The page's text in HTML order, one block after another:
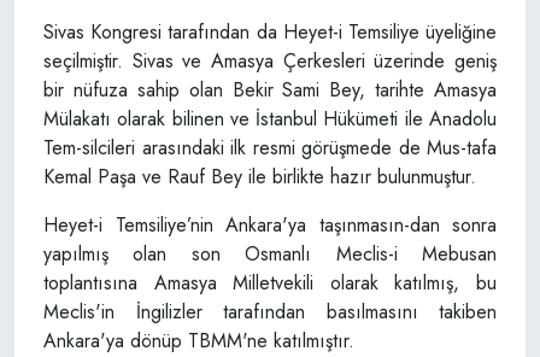
Sivas Kongresi tarafından da Heyet-i Temsiliye üyeliğine
seçilmiştir. Sivas ve Amasya Çerkesleri üzerinde geniş
bir nüfuza sahip olan Bekir Sami Bey, tarihte Amasya
Mülakatı olarak bilinen ve İstanbul Hükümeti ile Anadolu
Tem-silcileri arasındaki ilk resmi görüşmede de Mus-tafa
Kemal Paşa ve Rauf Bey ile birlikte hazır bulunmuştur.
Heyet-i Temsiliye’nin Ankara'ya taşınmasın-dan sonra
yapılmış olan son Osmanlı Meclis-i Mebusan
toplantısına Amasya Milletvekili olarak katılmış, bu
Meclis'in İngilizler tarafından basılmasını takiben
Ankara'ya dönüp TBMM'ne katılmıştır.